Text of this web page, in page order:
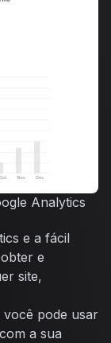
Analytics
e a fácil
e
site,
você pode usar
a sua